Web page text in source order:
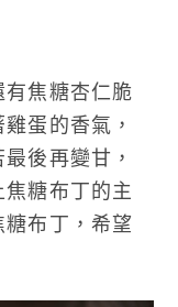
焦糖杏仁脆
蛋的香氣，
後再變甘，
糖布丁的主
布丁，希望